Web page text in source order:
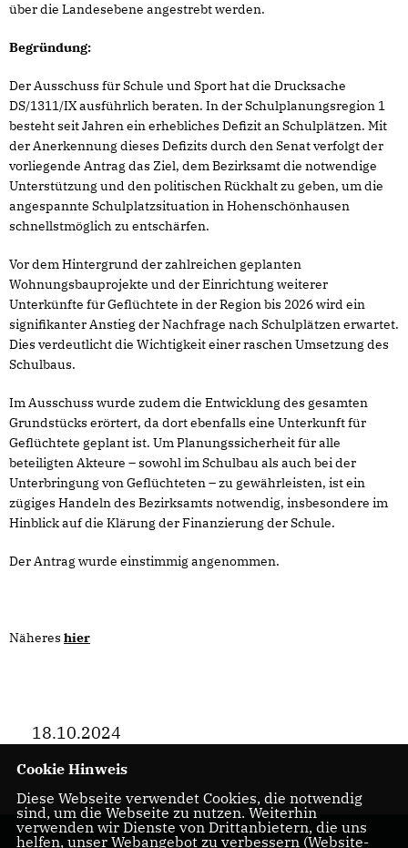
über die Landesebene angestrebt werden.
Begründung:
Der Ausschuss für Schule und Sport hat die Drucksache
DS/1311/IX ausführlich beraten. In der Schulplanungsregion 1
besteht seit Jahren ein erhebliches Defizit an Schulplätzen. Mit
der Anerkennung dieses Defizits durch den Senat verfolgt der
vorliegende Antrag das Ziel, dem Bezirksamt die notwendige
Unterstützung und den politischen Rückhalt zu geben, um die
angespannte Schulplatzsituation in Hohenschönhausen
schnellstmöglich zu entschärfen.
Vor dem Hintergrund der zahlreichen geplanten
Wohnungsbauprojekte und der Einrichtung weiterer
Unterkünfte für Geflüchtete in der Region bis 2026 wird ein
signifikanter Anstieg der Nachfrage nach Schulplätzen erwartet.
Dies verdeutlicht die Wichtigkeit einer raschen Umsetzung des
Schulbaus.
Im Ausschuss wurde zudem die Entwicklung des gesamten
Grundstücks erörtert, da dort ebenfalls eine Unterkunft für
Geflüchtete geplant ist. Um Planungssicherheit für alle
beteiligten Akteure – sowohl im Schulbau als auch bei der
Unterbringung von Geflüchteten – zu gewährleisten, ist ein
zügiges Handeln des Bezirksamts notwendig, insbesondere im
Hinblick auf die Klärung der Finanzierung der Schule.
Der Antrag wurde einstimmig angenommen.
Näheres hier
18.10.2024
Cookie Hinweis
Diese Webseite verwendet Cookies, die notwendig
sind, um die Webseite zu nutzen. Weiterhin
verwenden wir Dienste von Drittanbietern, die uns
helfen, unser Webangebot zu verbessern (Website-